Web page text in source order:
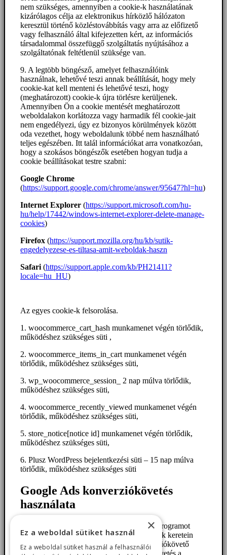
nem szükséges, amennyiben a cookie-k használatának
kizárólagos célja az elektronikus hírközlő hálózaton
keresztül történő közléstovábbítás vagy arra az előfizető
vagy felhasználó által kifejezetten kért, az információs
társadalommal összefüggő szolgáltatás nyújtásához a
szolgáltatónak feltétlenül szüksége van.
9. A legtöbb böngésző, amelyet felhasználóink
használnak, lehetővé teszi annak beállítását, hogy mely
cookie-kat kell menteni és lehetővé teszi, hogy
(meghatározott) cookie-k újra törlésre kerüljenek.
Amennyiben Ön a cookie mentését meghatározott
weboldalakon korlátozza vagy harmadik fél cookie-jait
nem engedélyezi, úgy ez bizonyos körülmények között
oda vezethet, hogy weboldalunk többé nem használható
teljes egészében. Itt talál információkat arra vonatkozóan,
hogy a szokásos böngészők esetében hogyan tudja a
cookie beállításokat testre szabni:
Google Chrome
(https://support.google.com/chrome/answer/95647?hl=hu)
Internet Explorer (https://support.microsoft.com/hu-
hu/help/17442/windows-internet-explorer-delete-manage-
cookies)
Firefox (https://support.mozilla.org/hu/kb/sutik-
engedelyezese-es-tiltasa-amit-weboldak-haszn
Safari (https://support.apple.com/kb/PH21411?
locale=hu_HU)
Az egyes cookie-k felsorolása.
1. woocommerce_cart_hash munkamenet végén törlődik,
működéshez szükséges süti ,
2. woocommerce_items_in_cart munkamenet végén
törlődik, működéshez szükséges süti,
3. wp_woocommerce_session_ 2 nap múlva törlődik,
működéshez szükséges süti,
4. woocommerce_recently_viewed munkamenet végén
törlődik, működéshez szükséges süti,
5. store_notice[notice id] munkamenet végén törlődik,
működéshez szükséges süti,
6. Plusz WordPress bejelentkezési süti – 15 nap múlva
törlődik, működéshez szükséges süti
Google Ads konverziókövetés
használata
A „Google Ads” nevű online reklámprogramot
használja az adatkezelő, továbbá annak keretein
belül igénybe veszi a Google konverziókövető
szolgáltatását. A Google konverziókövetés a
×
Ez a weboldal sütiket használ
Ez a weboldal sütiket használ a felhasználói